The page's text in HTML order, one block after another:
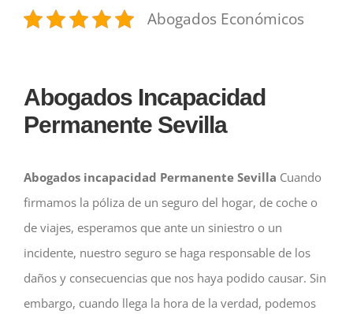
Abogados Económicos
Abogados Incapacidad
Permanente Sevilla
Abogados incapacidad Permanente Sevilla Cuando
firmamos la póliza de un seguro del hogar, de coche o
de viajes, esperamos que ante un siniestro o un
incidente, nuestro seguro se haga responsable de los
daños y consecuencias que nos haya podido causar. Sin
embargo, cuando llega la hora de la verdad, podemos